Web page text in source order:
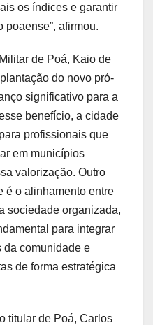
os índices e garantir
afirmou.
de Poá, Kaio de
do novo pró-
significativo para a
benefício, a cidade
profissionais que
em municípios
valorização. Outro
é o alinhamento entre
sociedade organizada,
para integrar
da comunidade e
de forma estratégica
titular de Poá, Carlos